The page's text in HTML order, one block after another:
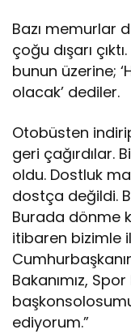
Bazı memurlar
çoğu dışarı
bunun üzerine;
olacak’ dediler.
Otobüsten
geri çağırdılar.
oldu. Dostluk
dostça değildi.
Burada dönme
itibaren bizimle
Bakanımız,
ediyorum.”